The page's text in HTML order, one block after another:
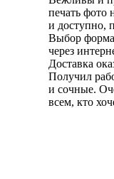
печать фото
и доступно,
Выбор
через
Доставка
Получил
и сочные.
всем, кто